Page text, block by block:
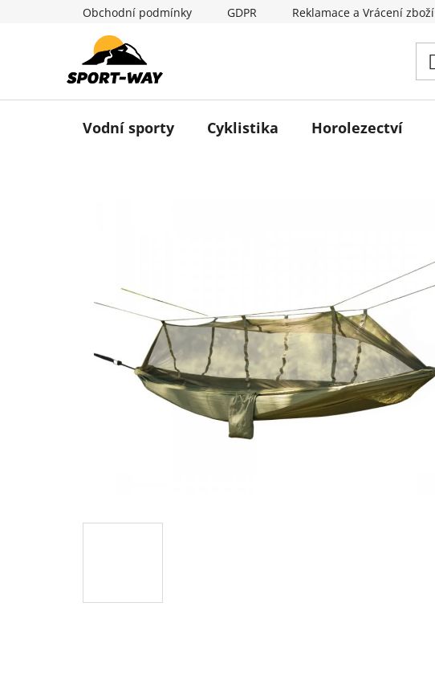
Obchodní podmínky GDPR Reklamace a Vrácení zboží
Vodní sporty Cyklistika Horolezectví